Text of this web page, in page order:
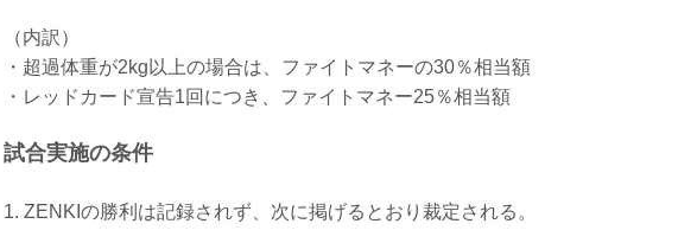
（内訳）
・超過体重が2kg以上の場合は、ファイトマネーの30％相当額
・レッドカード宣告1回につき、ファイトマネー25％相当額
試合実施の条件
1. ZENKIの勝利は記録されず、次に掲げるとおり裁定される。